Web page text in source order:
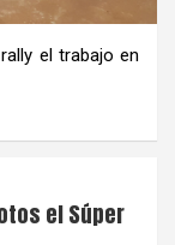
el trabajo en
el Súper